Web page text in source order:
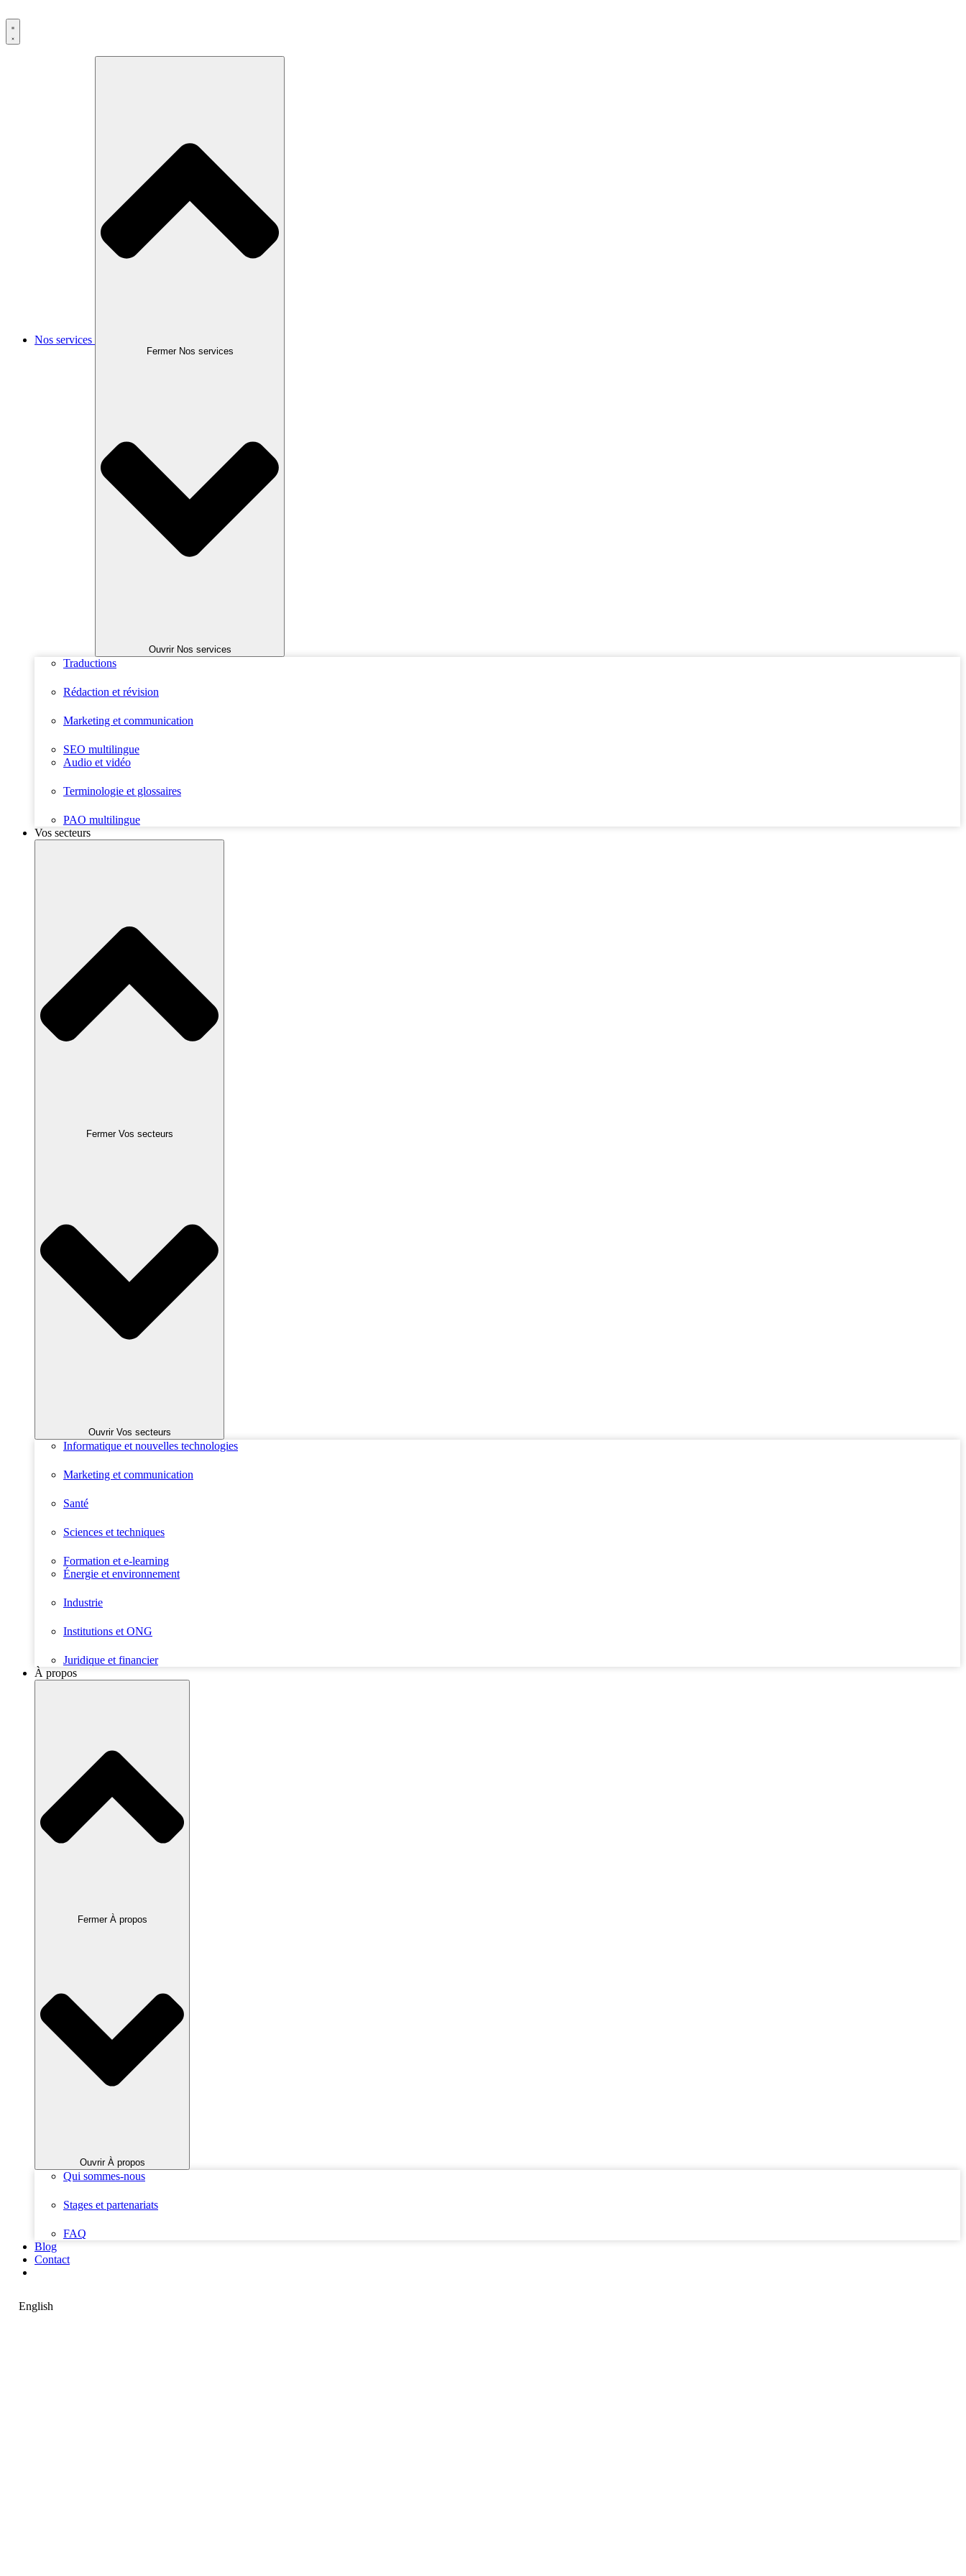
Nos services
Fermer Nos services
Ouvrir Nos services
Traductions
Rédaction et révision
Marketing et communication
SEO multilingue
Audio et vidéo
Terminologie et glossaires
PAO multilingue
Vos secteurs
Fermer Vos secteurs
Ouvrir Vos secteurs
Informatique et nouvelles technologies
Marketing et communication
Santé
Sciences et techniques
Formation et e-learning
Énergie et environnement
Industrie
Institutions et ONG
Juridique et financier
À propos
Fermer À propos
Ouvrir À propos
Qui sommes-nous
Stages et partenariats
FAQ
Blog
Contact
English